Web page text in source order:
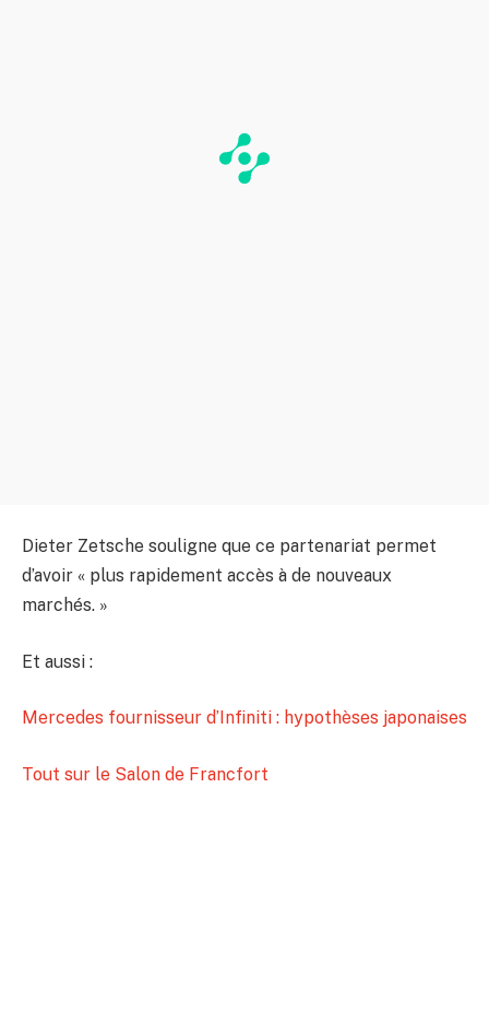
Dieter Zetsche souligne que ce partenariat permet
d’avoir « plus rapidement accès à de nouveaux
marchés. »
Et aussi :
Mercedes fournisseur d’Infiniti : hypothèses japonaises
Tout sur le Salon de Francfort